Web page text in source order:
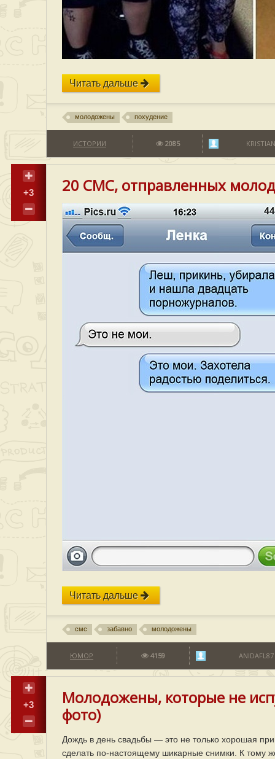
Читать дальше
молодожены похудение
ИСТОРИИ 2085 KRISTIAN
+3 20 СМС, отправленных
Читать дальше
смс забавно молодожены
ЮМОР 4159 ANIDAFL87
+3
Молодожены, которые не
фото)
Дождь в день свадьбы — это не только хорошая
сделать по-настоящему шикарные снимки. К тому